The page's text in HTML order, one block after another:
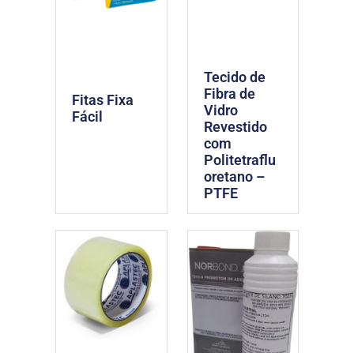
Fitas Fixa
Fácil
Tecido de
Fibra de
Vidro
Revestido
com
Politetraflu
oretano –
PTFE